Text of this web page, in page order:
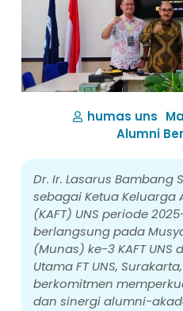
humas uns
Alumni
Dr. Ir. Lasarus Bambang
sebagai Ketua Keluarga
(KAFT) UNS periode
berlangsung pada
(Munas) ke-3 KAFT UNS
Utama FT UNS,
berkomitmen
dan sinergi alumni-